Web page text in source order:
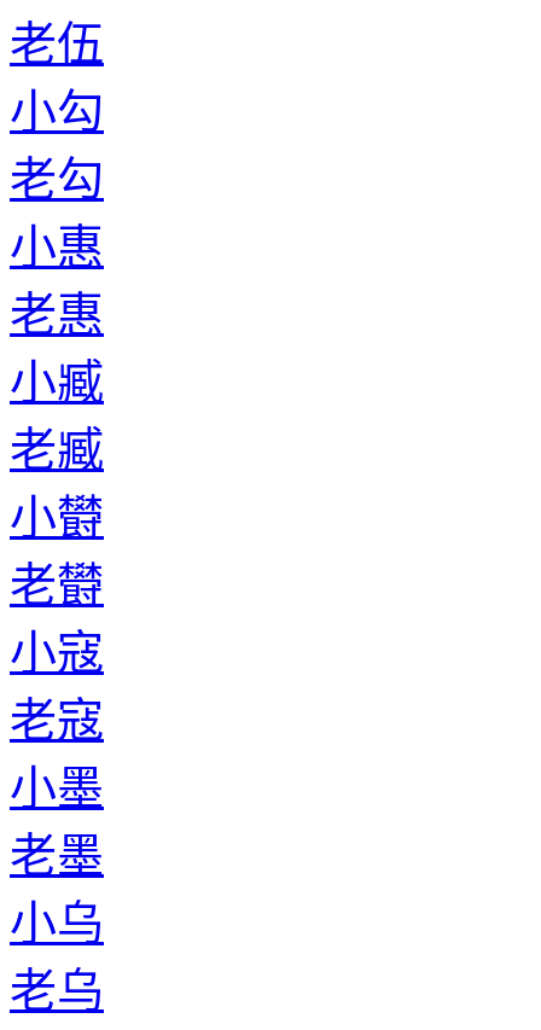
老伍
小勾
老勾
小惠
老惠
小臧
老臧
小欎
老欎
小寇
老寇
小墨
老墨
小乌
老乌